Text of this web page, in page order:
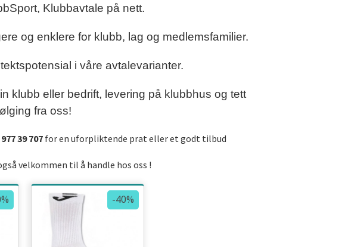
Klubbavtale på nett.
og enklere for klubb, lag og medlemsfamilier.
i våre avtalevarianter.
klubb eller bedrift, levering på klubbhus og tett
fra oss!
977 39 707 for en uforpliktende prat eller et godt tilbud
velkommen til å handle hos oss !
-40%